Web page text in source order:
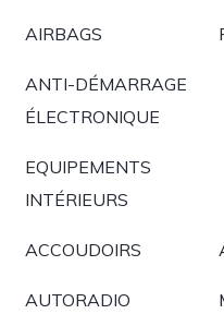
AIRBAGS
ANTI-DÉMARRAGE
ÉLECTRONIQUE
EQUIPEMENTS
INTÉRIEURS
ACCOUDOIRS
AUTORADIO